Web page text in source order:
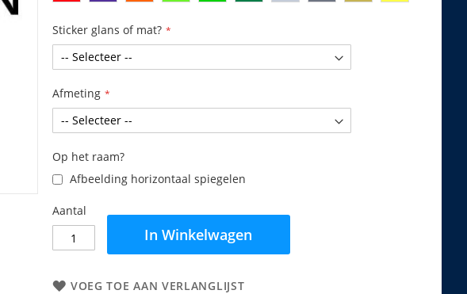
Sticker glans of mat?
Afmeting
Op het raam?
Afbeelding horizontaal spiegelen
Aantal
In Winkelwagen
VOEG TOE AAN VERLANGLIJST